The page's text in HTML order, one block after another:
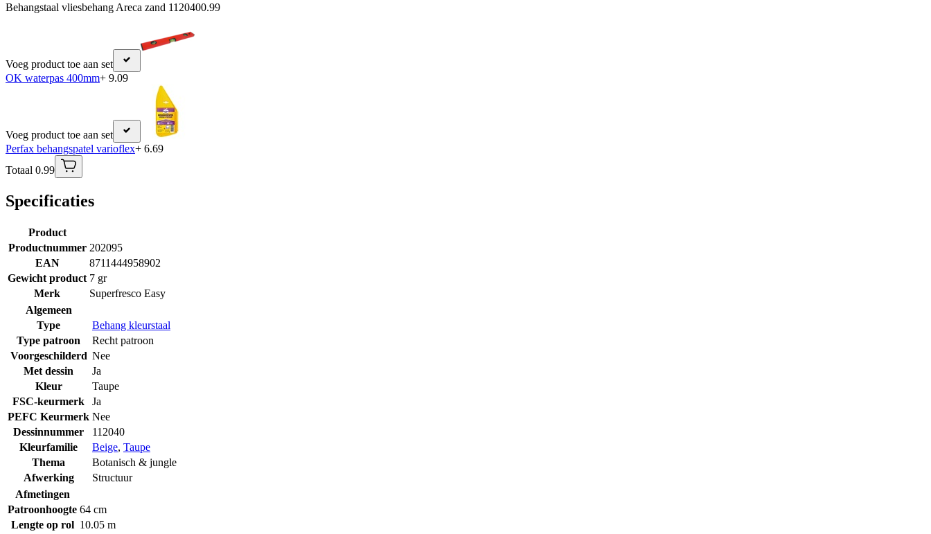
Behangstaal vliesbehang Areca zand 1120400.99
Voeg product toe aan set
OK waterpas 400mm+ 9.09
Voeg product toe aan set
Perfax behangspatel varioflex+ 6.69
Totaal 0.99
Specificaties
Product
Productnummer 202095
EAN
8711444958902
Gewicht product 7 gr
Merk
Superfresco Easy
Algemeen
Type
Behang kleurstaal
Type patroon
Recht patroon
Voorgeschilderd Nee
Met dessin
Ja
Kleur
Taupe
FSC-keurmerk
Ja
PEFC Keurmerk Nee
Dessinnummer
112040
Kleurfamilie
Beige, Taupe
Thema
Botanisch & jungle
Afwerking
Structuur
Afmetingen
Patroonhoogte 64 cm
Lengte op rol 10.05 m